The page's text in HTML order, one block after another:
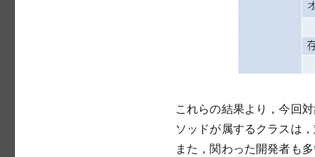
これらの結果より，今回
ソッドが属するクラスは
また，関わった開発者も